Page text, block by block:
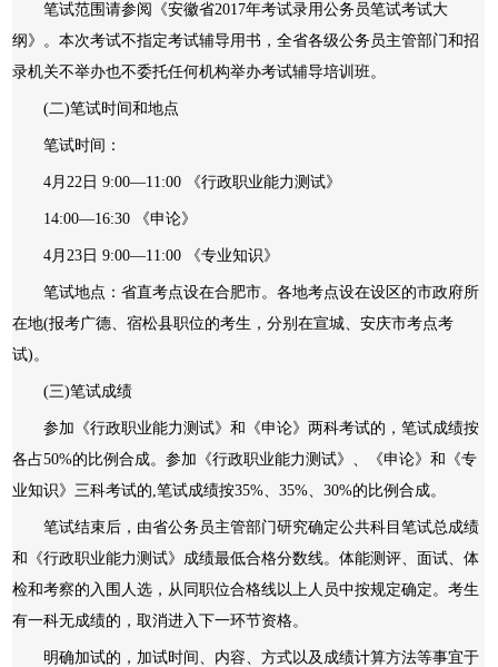
笔试范围请参阅《安徽省2017年考试录用公务员笔试考试大
纲》。本次考试不指定考试辅导用书，全省各级公务员主管部门和招
录机关不举办也不委托任何机构举办考试辅导培训班。
(二)笔试时间和地点
笔试时间：
4月22日 9:00—11:00 《行政职业能力测试》
14:00—16:30 《申论》
4月23日 9:00—11:00 《专业知识》
笔试地点：省直考点设在合肥市。各地考点设在设区的市政府所
在地(报考广德、宿松县职位的考生，分别在宣城、安庆市考点考
试)。
(三)笔试成绩
参加《行政职业能力测试》和《申论》两科考试的，笔试成绩按
各占50%的比例合成。参加《行政职业能力测试》、《申论》和《专
业知识》三科考试的,笔试成绩按35%、35%、30%的比例合成。
笔试结束后，由省公务员主管部门研究确定公共科目笔试总成绩
和《行政职业能力测试》成绩最低合格分数线。体能测评、面试、体
检和考察的入围人选，从同职位合格线以上人员中按规定确定。考生
有一科无成绩的，取消进入下一环节资格。
明确加试的，加试时间、内容、方式以及成绩计算方法等事宜于